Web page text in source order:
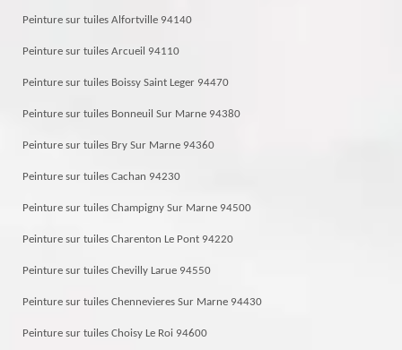
Peinture sur tuiles Alfortville 94140
Peinture sur tuiles Arcueil 94110
Peinture sur tuiles Boissy Saint Leger 94470
Peinture sur tuiles Bonneuil Sur Marne 94380
Peinture sur tuiles Bry Sur Marne 94360
Peinture sur tuiles Cachan 94230
Peinture sur tuiles Champigny Sur Marne 94500
Peinture sur tuiles Charenton Le Pont 94220
Peinture sur tuiles Chevilly Larue 94550
Peinture sur tuiles Chennevieres Sur Marne 94430
Peinture sur tuiles Choisy Le Roi 94600